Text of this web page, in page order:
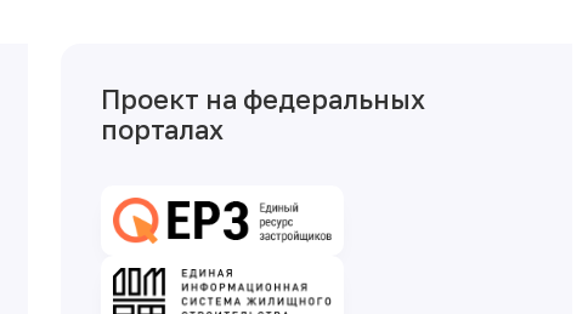
Проект на федеральных
порталах